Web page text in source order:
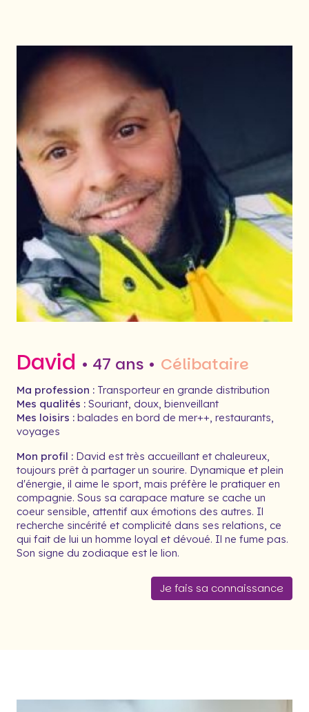
David • 47 ans • Célibataire
Ma profession : Transporteur en grande distribution
Mes qualités : Souriant, doux, bienveillant
Mes loisirs : balades en bord de mer++, restaurants,
voyages
Mon profil : David est très accueillant et chaleureux,
toujours prêt à partager un sourire. Dynamique et plein
d'énergie, il aime le sport, mais préfère le pratiquer en
compagnie. Sous sa carapace mature se cache un
coeur sensible, attentif aux émotions des autres. Il
recherche sincérité et complicité dans ses relations, ce
qui fait de lui un homme loyal et dévoué. Il ne fume pas.
Son signe du zodiaque est le lion.
Je fais sa connaissance